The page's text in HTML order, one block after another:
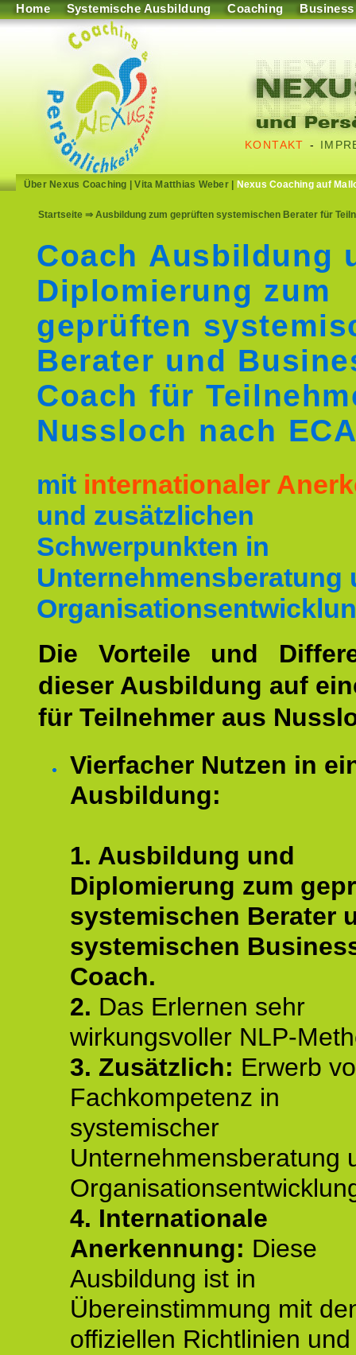
Home Systemische Ausbildung Coaching Business
KONTAKT -
Über Nexus Coaching |Vita Matthias Weber| Nexus Coaching auf
Startseite ⇒ Ausbildung zum geprüften systemischen Berater für
Coach Ausbildung
Diplomierung zum
geprüften
Berater und
Coach für
Nussloch nach
mit internationaler
und zusätzlichen
Schwerpunkten in
Unternehmensberatung
Die Vorteile und
dieser Ausbildung auf
für Teilnehmer aus
Vierfacher Nutzen in
Ausbildung:
1. Ausbildung und
Diplomierung zum
systemischen Berater
systemischen
Coach.
2. Das Erlernen sehr
wirkungsvoller NLP-
3. Zusätzlich: Erwerb
Fachkompetenz in
systemischer
Unternehmensberatung
4. Internationale
Anerkennung: Diese
Ausbildung ist in
Übereinstimmung mit
offiziellen Richtlinien